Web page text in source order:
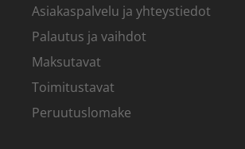
Asiakaspalvelu ja yhteystiedot
Palautus ja vaihdot
Maksutavat
Toimitustavat
Peruutuslomake